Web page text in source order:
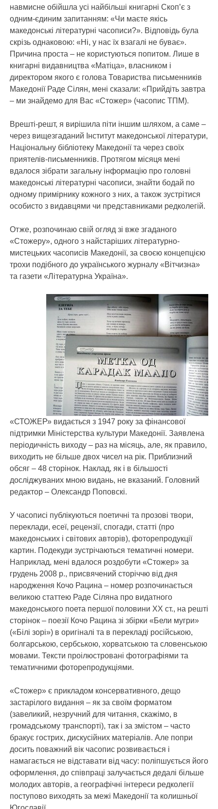
навмисне обійшла усі найбільші книгарні Скоп’є з
одним-єдиним запитанням: «Чи маєте якісь
македонські літературні часописи?». Відповідь була
скрізь однаковою: «Ні, у нас їх взагалі не буває».
Причина проста – не користуються попитом. Лише в
книгарні видавництва «Матіца», власником і
директором якого є голова Товариства письменників
Македонії Раде Сілян, мені сказали: «Прийдіть завтра
– ми знайдемо для Вас «Стожер» (часопис ТПМ).
Врешті-решт, я вирішила піти іншим шляхом, а саме –
через вищезгаданий Інститут македонської літератури,
Національну бібліотеку Македонії та через своїх
приятелів-письменників. Протягом місяця мені
вдалося зібрати загальну інформацію про головні
македонські літературні часописи, знайти бодай по
одному примірнику кожного з них, а також зустрітися
особисто з видавцями чи представниками редколегій.
Отже, розпочинаю свій огляд зі вже згаданого
«Стожеру», одного з найстаріших літературно-
мистецьких часописів Македонії, за своєю концепцією
трохи подібного до українського журналу «Вітчизна»
та газети «Літературна Україна».
«СТОЖЕР» видається з 1947 року за фінансової
підтримки Міністерства культури Македонії. Заявлена
періодичність виходу – раз на місяць, але, як правило,
виходить не більше двох чисел на рік. Приблизний
обсяг – 48 сторінок. Наклад, як і в більшості
досліджуваних мною видань, не вказаний. Головний
редактор – Олександр Поповскі.
У часописі публікуються поетичні та прозові твори,
переклади, есеї, рецензії, спогади, статті (про
македонських і світових авторів), фоторепродукції
картин. Подекуди зустрічаються тематичні номери.
Наприклад, мені вдалося роздобути «Стожер» за
грудень 2008 р., присвячений сторіччю від дня
народження Кочо Рацина – номер розпочинається
великою статтею Раде Сіляна про видатного
македонського поета першої половини ХХ ст., на решті
сторінок – поезії Кочо Рацина зі збірки «Бели мугри»
(«Білі зорі») в оригіналі та в перекладі російською,
болгарською, сербською, хорватською та словенською
мовами. Тексти проілюстровані фотографіями та
тематичними фоторепродукціями.
«Стожер» є прикладом консервативного, дещо
застарілого видання – як за своїм форматом
(завеликий, незручний для читання, скажімо, в
громадському транспорті), так і за змістом – часто
бракує гострих, дискусійних матеріалів. Але попри
досить поважний вік часопис розвивається і
намагається не відставати від часу: поліпшується його
оформлення, до співпраці залучається дедалі більше
молодих авторів, а географічні інтереси редколегії
поступово виходять за межі Македонії та колишньої